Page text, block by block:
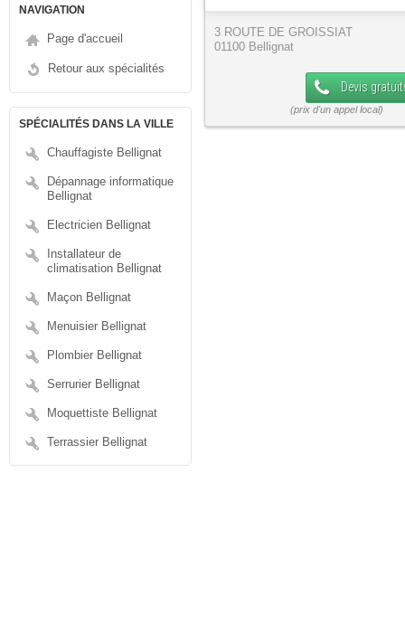
NAVIGATION
Page d'accueil
Retour aux spécialités
SPÉCIALITÉS DANS LA VILLE
Chauffagiste Bellignat
Dépannage informatique
Bellignat
Electricien Bellignat
Installateur de
climatisation Bellignat
Maçon Bellignat
Menuisier Bellignat
Plombier Bellignat
Serrurier Bellignat
Moquettiste Bellignat
Terrassier Bellignat
3 ROUTE DE GROISSIAT
01100 Bellignat
Devis